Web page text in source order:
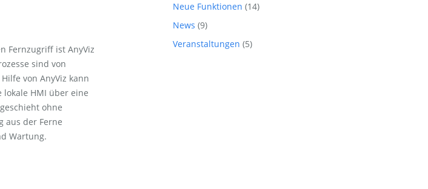
Fernzugriff ist AnyViz
sind von
von AnyViz kann
lokale HMI über eine
ohne
aus der Ferne
Wartung.
Neue Funktionen (14)
News (9)
Veranstaltungen (5)